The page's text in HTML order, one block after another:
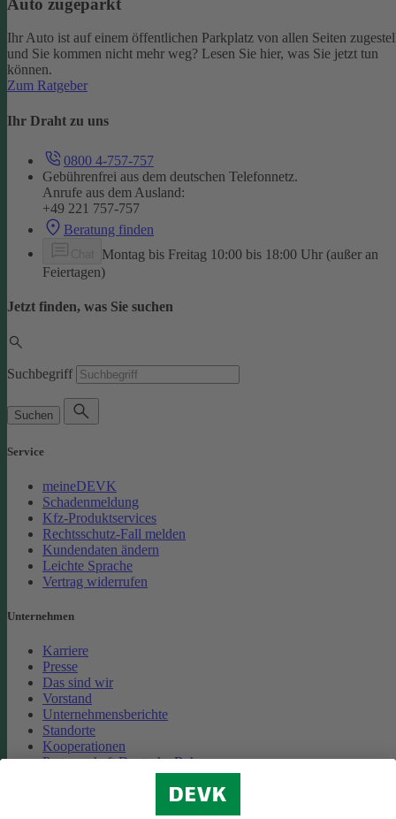
Ihr Auto ist auf einem öffentlichen Parkplatz von allen Seiten
und Sie kommen nicht mehr weg? Lesen Sie hier, was Sie jetzt tun
können.
Zum Ratgeber
Ihr Draht zu uns
0800 4-757-757
Gebührenfrei aus dem deutschen Telefonnetz.
Anrufe aus dem Ausland:
+49 221 757-757
Beratung finden
Montag bis Freitag 10:00 bis 18:00 Uhr (außer an
Feiertagen)
Jetzt finden, was Sie suchen
Suchbegriff
Suchen
Service
meineDEVK
Schadenmeldung
Kfz-Produktservices
Rechtsschutz-Fall melden
Kundendaten ändern
Leichte Sprache
Vertrag widerrufen
Unternehmen
Karriere
Presse
Das sind wir
Vorstand
Unternehmensberichte
Standorte
Kooperationen
Partnerschaft Deutsche Bahn